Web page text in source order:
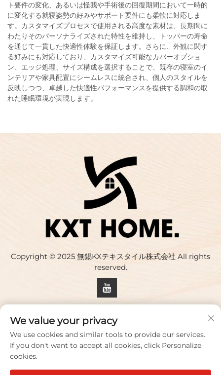
ト要件の変化、あるいは怪我や手術後の回復期間において一時的
に変化する就寝姿勢の好みやサポート要件にも柔軟に対応しま
す。カスタマイズプロセスで使用される高度な素材は、長期間に
わたりそのパーソナライズされた特性を維持し、トッパーの寿命
を通じて一貫した快適性体験を保証します。さらに、外観に関す
る好みにも対応しており、カスタマイズ可能なカバーオプショ
ン、エッジ処理、サイズ構成を選択することで、既存の寝室のイ
ンテリアや家具配置にシームレスに統合され、個人のスタイルを
反映しつつ、卓越した快適性パフォーマンスを提供する調和の取
れた睡眠環境が実現します。
Copyright © 2025 無錫KXテキスタイル株式会社 All rights
reserved.
プライバシーポリシー
お問い合わせ
Address: 建物17号,華慶クリエイティブパーク,33号 志水道,武
蔵市,江蘇省,中国
We value your privacy
We use cookies and similar tools to provide our services.
If you don't want to accept all cookies, click Personalize
cookies.